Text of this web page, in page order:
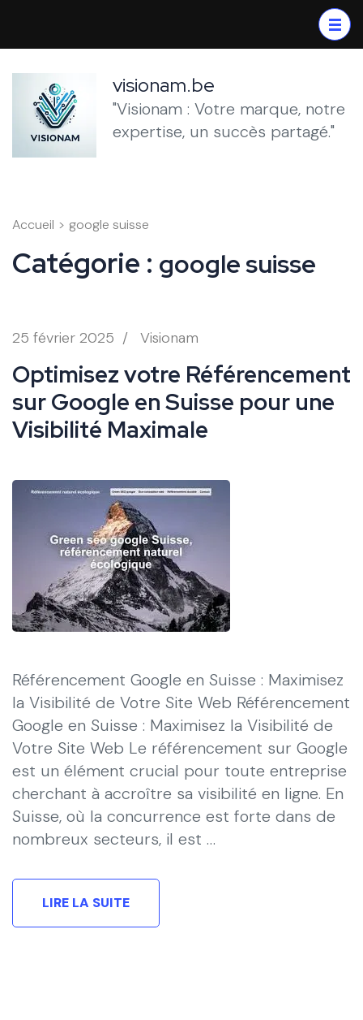
contenu
(Pressez
Entrée)
visionam.be
"Visionam : Votre marque, notre
expertise, un succès partagé."
Accueil > google suisse
Catégorie : google suisse
25 février 2025 / Visionam
Optimisez votre Référencement
sur Google en Suisse pour une
Visibilité Maximale
Référencement Google en Suisse : Maximisez
la Visibilité de Votre Site Web Référencement
Google en Suisse : Maximisez la Visibilité de
Votre Site Web Le référencement sur Google
est un élément crucial pour toute entreprise
cherchant à accroître sa visibilité en ligne. En
Suisse, où la concurrence est forte dans de
nombreux secteurs, il est …
LIRE LA SUITE